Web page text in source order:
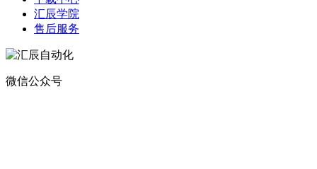
汇辰学院
售后服务
微信公众号